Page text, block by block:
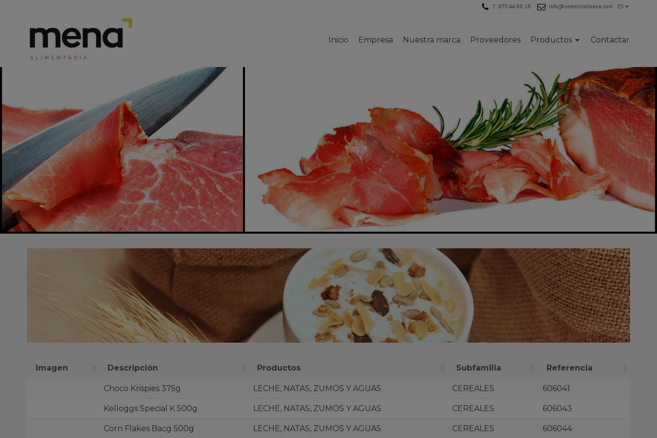
T. 973 44 66 18 info@comercialmena.com ES
Inicio Empresa Nuestra marca Proveedores Productos Contactar
Imagen Descripción Productos Subfamilia Referencia
Choco Krispies 375g LECHE, NATAS, ZUMOS Y AGUAS CEREALES 606041
Kelloggs Special K 500g LECHE, NATAS, ZUMOS Y AGUAS CEREALES 606043
Corn Flakes Bacg 500g LECHE, NATAS, ZUMOS Y AGUAS CEREALES 606044